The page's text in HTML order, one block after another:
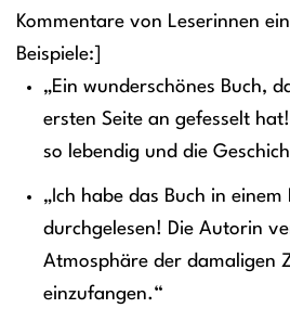
Kommentare von Leserinnen
Beispiele:]
„Ein wunderschönes Buch,
ersten Seite an gefesselt
so lebendig und die
„Ich habe das Buch in einem
durchgelesen! Die Autorin
Atmosphäre der damaligen
einzufangen.“